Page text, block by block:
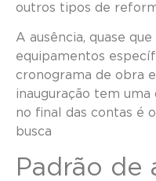
outros tipos de
A ausência, quase
equipamentos
cronograma de obra
inauguração tem uma
no final das contas é
busca
Padrão de